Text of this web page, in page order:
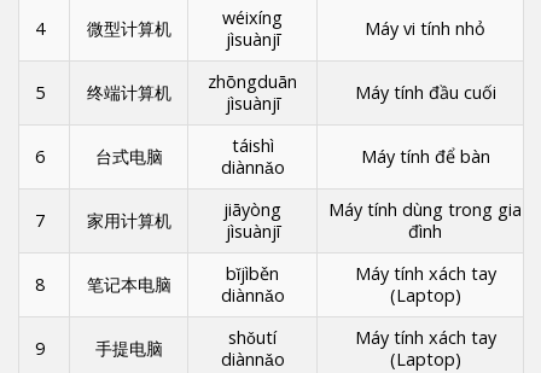
4 微型计算机
wéixíng
jìsuànjī
Máy vi tính nhỏ
5 终端计算机
zhōngduān
jìsuànjī
Máy tính đầu cuối
6 台式电脑
táishì
diànnǎo
Máy tính để bàn
7 家用计算机
jiāyòng
jìsuànjī
Máy tính dùng trong gia
đình
8 笔记本电脑
bǐjìběn
diànnǎo
Máy tính xách tay
(Laptop)
9 手提电脑
shǒutí
diànnǎo
Máy tính xách tay
(Laptop)